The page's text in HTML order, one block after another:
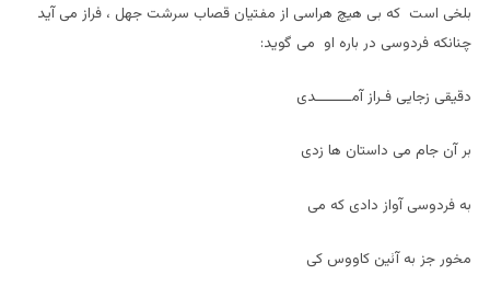
بلخی است که بی هيچ هراسی از مفتيان قصاب سرشت جهل ، فراز می آيد
چنانکه فردوسی در باره او می گويد:
دقيقی زجايی فـراز آمــــــــدی
بر آن جام می داستان ها زدی
به فردوسی آواز دادی که می
مخور جز به آئين کاووس کی